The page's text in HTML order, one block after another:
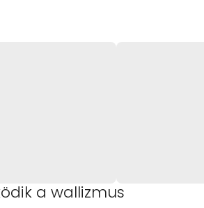
a wallizmus